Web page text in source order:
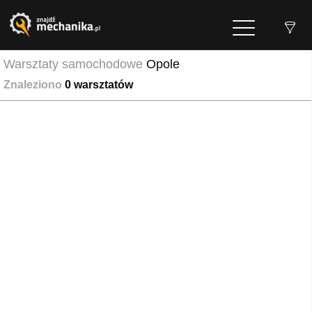
Warsztaty samochodowe Opole
Znaleziono 0 warsztatów